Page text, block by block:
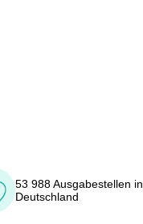
53 988 Ausgabestellen in
Deutschland